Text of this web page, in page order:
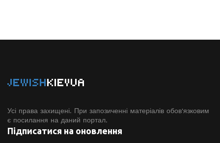
JEWISHKIEVUA
Усі права захищені. При запозиченні матеріалів обов'язковим
є посилання на даний портал.
Підписатися на оновлення